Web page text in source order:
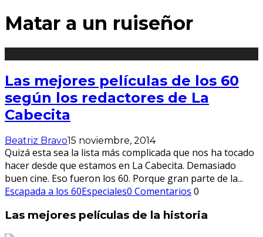
Matar a un ruiseñor
Las mejores películas de los 60
según los redactores de La
Cabecita
Beatriz Bravo15 noviembre, 2014
Quizá esta sea la lista más complicada que nos ha tocado
hacer desde que estamos en La Cabecita. Demasiado
buen cine. Eso fueron los 60. Porque gran parte de la...
Escapada a los 60Especiales0 Comentarios 0
Las mejores películas de la historia